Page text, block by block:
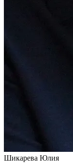
Шикарева Юлия